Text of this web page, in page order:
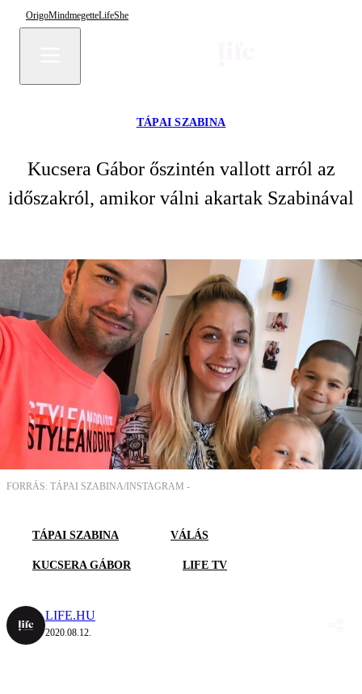
OrigoMindmegetteLifeShe
TÁPAI SZABINA
Kucsera Gábor őszintén vallott arról az
időszakról, amikor válni akartak Szabinával
FORRÁS: TÁPAI SZABINA/INSTAGRAM -
TÁPAI SZABINA VÁLÁS
KUCSERA GÁBOR LIFE TV
LIFE.HU
2020.08.12.